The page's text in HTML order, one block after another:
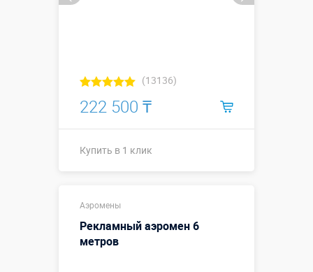
(13136)
222 500 ₸
Купить в 1 клик
Аэромены
Рекламный аэромен 6
метров